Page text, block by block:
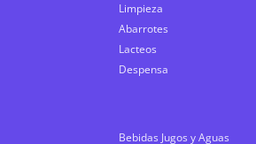
Limpieza
Abarrotes
Lacteos
Despensa
Bebidas Jugos y Aguas